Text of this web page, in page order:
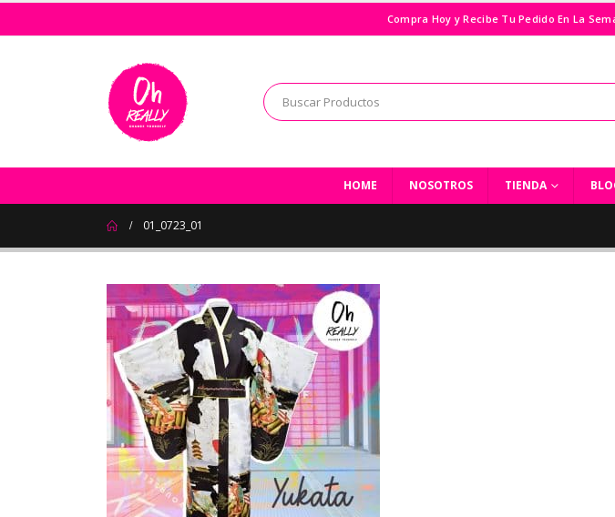
Compra Hoy y Recibe Tu Pedido En La
HOME NOSOTROS TIENDA
01_0723_01